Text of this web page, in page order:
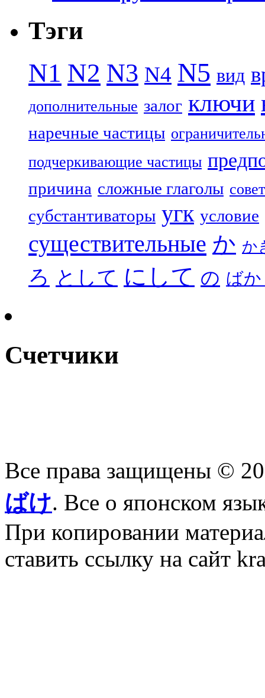
Тэги
N1 N2 N3 N4 N5 вид
дополнительные залог ключи
наречные частицы
подчеркивающие частицы
причина сложные глаголы совет
субстантиваторы угк условие
существительные か か
ろ として にして の ば
Счетчики
Все права защищены ©
ばけ. Все о японском
При копировании
ставить ссылку на сайт